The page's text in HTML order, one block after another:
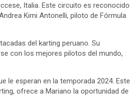
Italia. Este circuito es reconocido
Kimi Antonelli, piloto de Fórmula
del karting peruano. Su
con los mejores pilotos del mundo,
le esperan en la temporada 2024. Este
ofrece a Mariano la oportunidad de